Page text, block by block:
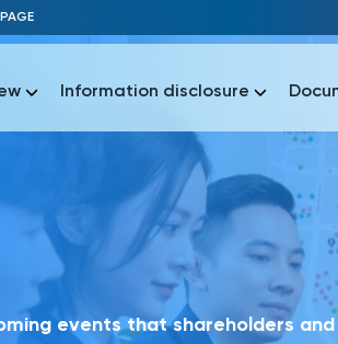
Most Popular
Báo cáo tài chính
Information disclosure
Most Popular
events that shareholders